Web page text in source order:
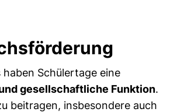
haben Schülertage eine
gesellschaftliche Funktion.
beitragen, insbesondere auch